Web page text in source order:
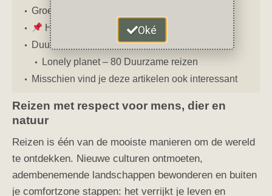
Groener, eerlijker en bewuster reizen
Handige duurzame reislinkjes
Duurzaam reizen boekentip
Lonely planet – 80 Duurzame reizen
Misschien vind je deze artikelen ook interessant
Reizen met respect voor mens, dier en
natuur
Reizen is één van de mooiste manieren om de wereld
te ontdekken. Nieuwe culturen ontmoeten,
adembenemende landschappen bewonderen en buiten
je comfortzone stappen: het verrijkt je leven en
Oké